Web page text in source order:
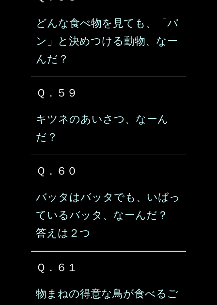
どんな食べ物を見ても、「パ
ン」と決めつける動物、なー
んだ？
Ｑ．５９
キツネのあいさつ、なーん
だ？
Ｑ．６０
バッタはバッタでも、いばっ
ているバッタ、なーんだ？
答えは２つ
Ｑ．６１
物まねの得意な鳥が食べるご